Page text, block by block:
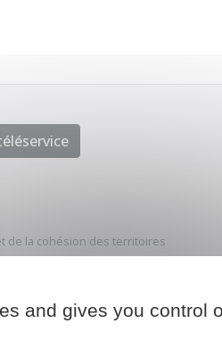
de la cohésion des territoires
and gives you control